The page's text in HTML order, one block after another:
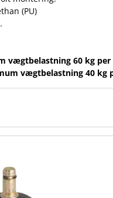
(PU)
vægtbelastning 60 kg per
vægtbelastning 40 kg